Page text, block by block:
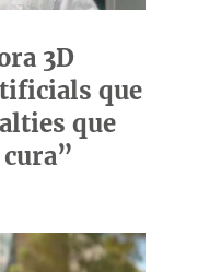
3D
que
que